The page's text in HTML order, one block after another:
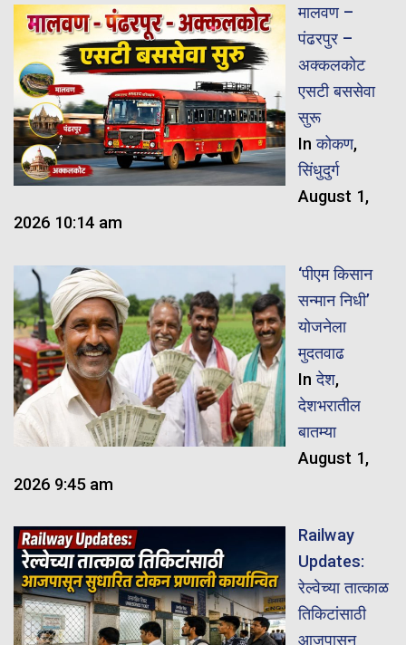
मालवण –
पंढरपुर –
अक्कलकोट
एसटी बससेवा
सुरू
Inकोकण,
सिंधुदुर्ग
August 1,
2026 10:14 am
‘पीएम किसान
सन्मान निधी’
योजनेला
मुदतवाढ
Inदेश,
देशभरातील
बातम्या
August 1,
2026 9:45 am
Railway
Updates:
रेल्वेच्या तात्काळ
तिकिटांसाठी
आजपासून